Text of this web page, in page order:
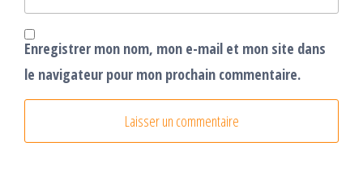
Enregistrer mon nom, mon e-mail et mon site dans
le navigateur pour mon prochain commentaire.